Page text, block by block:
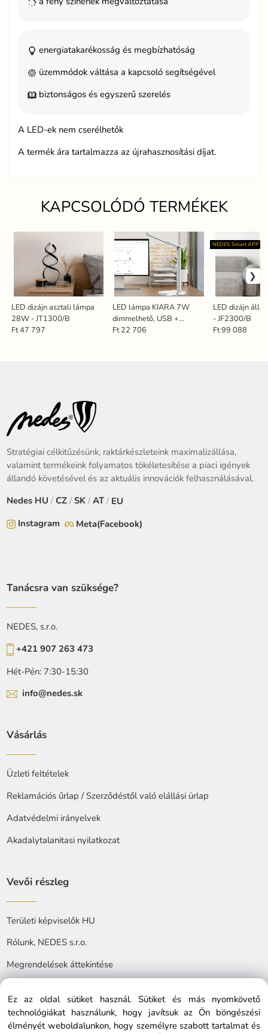
energiatakarékosság és megbízhatóság
üzemmódok váltása a kapcsoló segítségével
biztonságos és egyszerű szerelés
A LED-ek nem cserélhetők
A termék ára tartalmazza az újrahasznosítási díjat.
KAPCSOLÓDÓ TERMÉKEK
LED dizájn asztali lámpa
28W - JT1300/B
Ft 47 797
LED lámpa KIARA 7W
dimmelhető, USB +
éjszakai fény + időzítő -
Ft 22 706
LED dizájn
- JF2300/B
NEDES Smart APP
Ft 99 088
Stratégiai célkitűzésünk, raktárkészleteink maximalizállása,
valamint termékeink folyamatos tökéletesítése a piaci igények
állandó követésével és az aktuális innovációk felhasználásával.
Nedes HU /CZ /SK / AT/ EU
Instagram
Meta(Facebook)
Tanácsra van szüksége?
NEDES, s.r.o.
+421 907 263 473
Hét-Pén: 7:30-15:30
info@nedes.sk
Vásárlás
Üzleti feltételek
Reklamációs űrlap / Szerződéstől való elállási ürlap
Adatvédelmi irányelvek
Akadalytalanitasi nyilatkozat
Vevői részleg
Területi képviselők HU
Rólunk, NEDES s.r.o.
Megrendelések áttekintése
Ez az oldal sütiket használ. Sütiket és más nyomkövető
technológiákat használunk, hogy javítsuk az Ön böngészési
élményét weboldalunkon, hogy személyre szabott tartalmat és